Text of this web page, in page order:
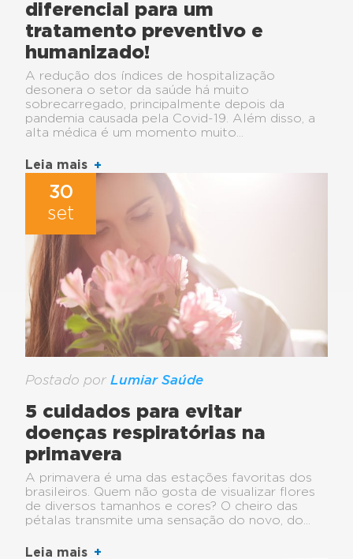
diferencial para um
tratamento preventivo e
humanizado!
A redução dos índices de hospitalização
desonera o setor da saúde há muito
sobrecarregado, principalmente depois da
pandemia causada pela Covid-19. Além disso, a
alta médica é um momento muito...
Leia mais
30
set
Postado porLumiar Saúde
5 cuidados para evitar
doenças respiratórias na
primavera
A primavera é uma das estações favoritas dos
brasileiros. Quem não gosta de visualizar flores
de diversos tamanhos e cores? O cheiro das
pétalas transmite uma sensação do novo, do...
Leia mais